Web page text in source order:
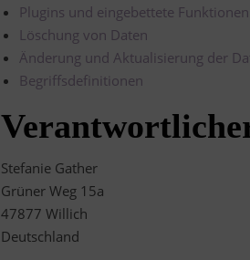
Plugins und eingebettete
Löschung von Daten
Änderung und Aktualisierung der
Begriffsdefinitionen
Stefanie Gather
Grüner Weg 15a
47877 Willich
Deutschland